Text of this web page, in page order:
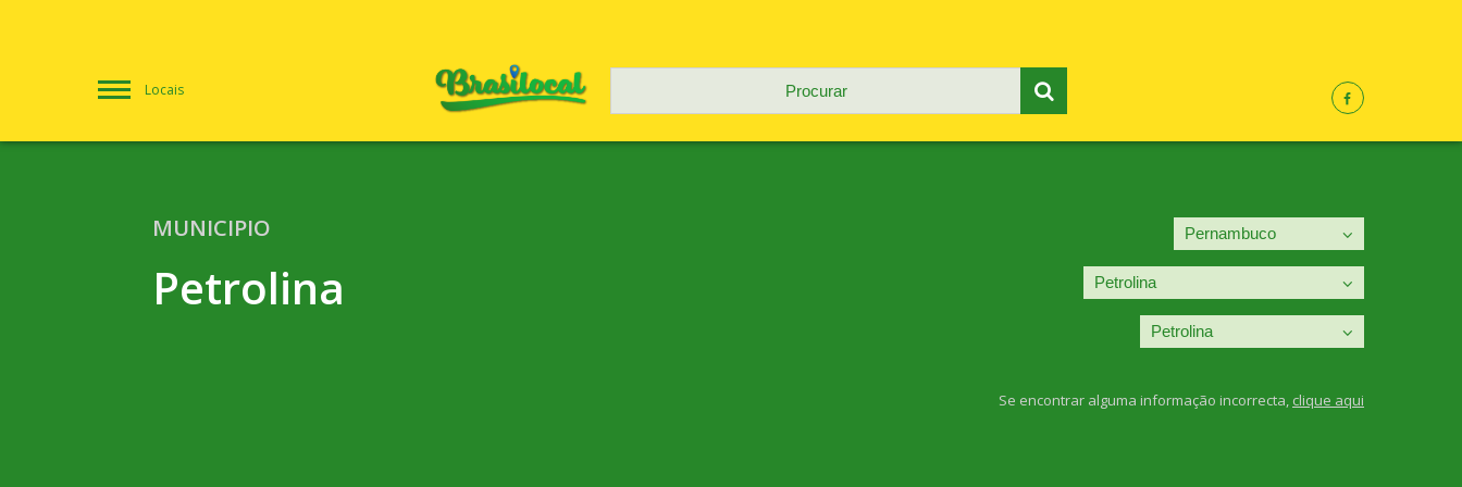
Locais
MUNICIPIO
Petrolina
Se encontrar alguma informação incorrecta, clique aqui